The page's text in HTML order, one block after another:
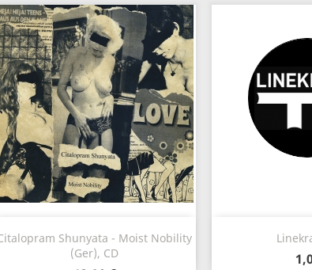
Shunyata - Moist Nobility
(Ger), CD
 Szybki podgląd